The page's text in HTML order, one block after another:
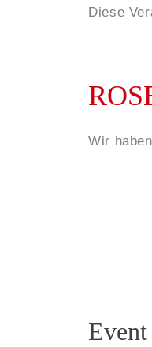
Diese
Wir